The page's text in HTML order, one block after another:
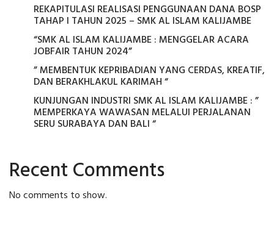
REKAPITULASI REALISASI PENGGUNAAN DANA BOSP
TAHAP I TAHUN 2025 – SMK AL ISLAM KALIJAMBE
“SMK AL ISLAM KALIJAMBE : MENGGELAR ACARA
JOBFAIR TAHUN 2024”
” MEMBENTUK KEPRIBADIAN YANG CERDAS, KREATIF,
DAN BERAKHLAKUL KARIMAH “
KUNJUNGAN INDUSTRI SMK AL ISLAM KALIJAMBE : ”
MEMPERKAYA WAWASAN MELALUI PERJALANAN
SERU SURABAYA DAN BALI “
Recent Comments
No comments to show.